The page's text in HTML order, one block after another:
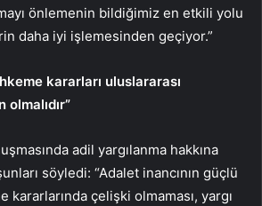
önlemenin bildiğimiz en etkili yolu
daha iyi işlemesinden geçiyor.”
kararları uluslararası
adil yargılanma hakkına
söyledi: “Adalet inancının güçlü
kararlarında çelişki olmaması, yargı